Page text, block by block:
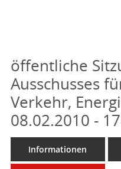
öffentliche
Ausschusses
Verkehr,
08.02.2010 -
Informationen